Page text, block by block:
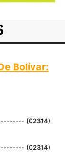
Bolívar:
(02314)
(02314)